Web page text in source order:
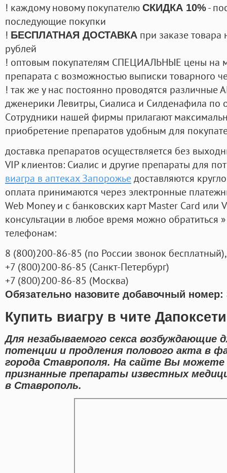
! каждому новому покупателю СКИДКА 10%-
последующие покупки
! БЕСПЛАТНАЯ ДОСТАВКА при заказе
рублей
! оптовым покупателям СПЕЦИАЛЬНЫЕ цены на
препарата с возможностью выписки товарного
! так же у нас постоянно проводятся
дженерики Левитры, Сиалиса и Силденафила по
Cотрудники нашей фирмы прилагают
приобретение препаратов удобным для
доставка препаратов осуществляется без
VIP клиентов: Сиалис и другие препараты для
виагра в аптеках Запорожьедоставляются
оплата принимаются через электронные
Web Money и с банковских карт Master Card или
консультации в любое время можно обратиться
телефонам:
8 (800)200-86-85 (по России звонок бесплатный),
+7 (800)200-86-85 (Санкт-Петербург)
+7 (800)200-86-85 (Москва)
Обязательно назовите добавочный номер:
Купить виагру в чите
Для незабываемого секса возбуждающие
потенции и продления полового акта в
города Ставрополя. На сайте Вы можете
признанные препараты известных
в Ставрополь.